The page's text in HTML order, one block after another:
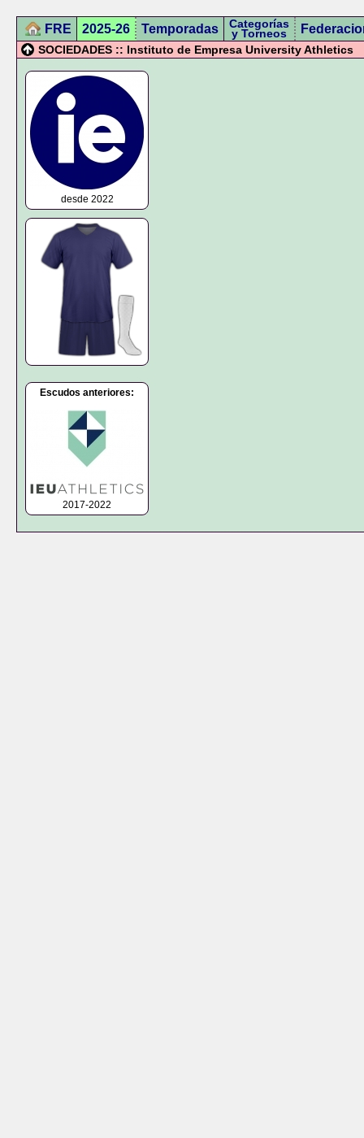
FRE 2025-26 Temporadas Categorías
y Torneos
SOCIEDADES :: Instituto de Empresa University Athletics
desde 2022
Escudos anteriores:
2017-2022